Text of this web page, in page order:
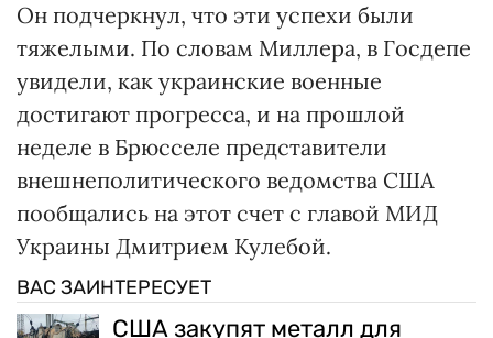
Он подчеркнул, что эти успехи были
тяжелыми. По словам Миллера, в Госдепе
увидели, как украинские военные
достигают прогресса, и на прошлой
неделе в Брюсселе представители
внешнеполитического ведомства США
пообщались на этот счет с главой МИД
Украины Дмитрием Кулебой.
ВАС ЗАИНТЕРЕСУЕТ
США закупят металл для